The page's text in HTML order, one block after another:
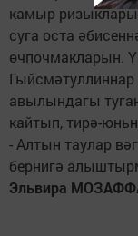
камыр ризыклары
суга оста
өчпочмакларын.
авылындагы
кайтып, тирә-
- Алтын таулар
бернигә
Эльвира